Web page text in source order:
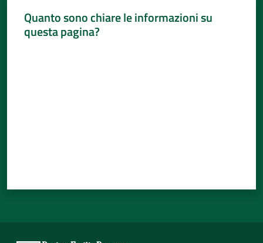
Quanto sono chiare le informazioni su
questa pagina?